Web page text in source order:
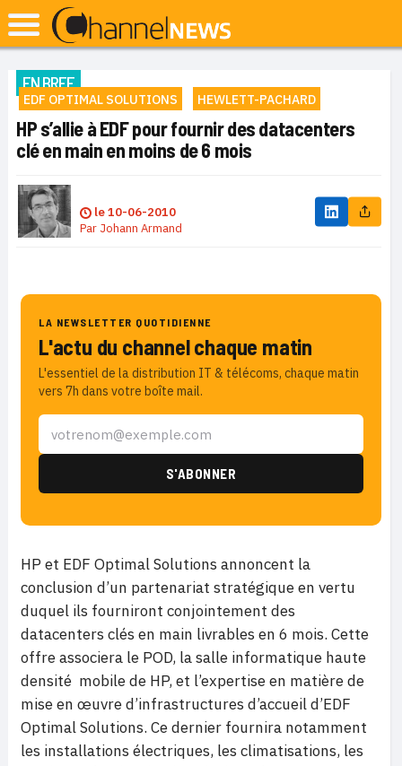
EN BREF
EDF OPTIMAL SOLUTIONS HEWLETT-PACHARD
HP s’allie à EDF pour fournir des datacenters
clé en main en moins de 6 mois
le10-06-2010
Par Johann Armand
LA NEWSLETTER QUOTIDIENNE
L'actu du channel chaque matin
L'essentiel de la distribution IT & télécoms, chaque matin
vers 7h dans votre boîte mail.
HP et EDF Optimal Solutions annoncent la
conclusion d’un partenariat stratégique en vertu
duquel ils fourniront conjointement des
datacenters clés en main livrables en 6 mois. Cette
offre associera le POD, la salle informatique haute
densité mobile de HP, et l’expertise en matière de
mise en œuvre d’infrastructures d’accueil d’EDF
Optimal Solutions. Ce dernier fournira notamment
les installations électriques, les climatisations, les